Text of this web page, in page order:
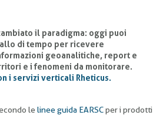
il paradigma: oggi puoi
di tempo per ricevere
geoanalitiche, report e
e i fenomeni da monitorare.
i servizi verticali Rheticus.
lelinee guida EARSCper i prodotti